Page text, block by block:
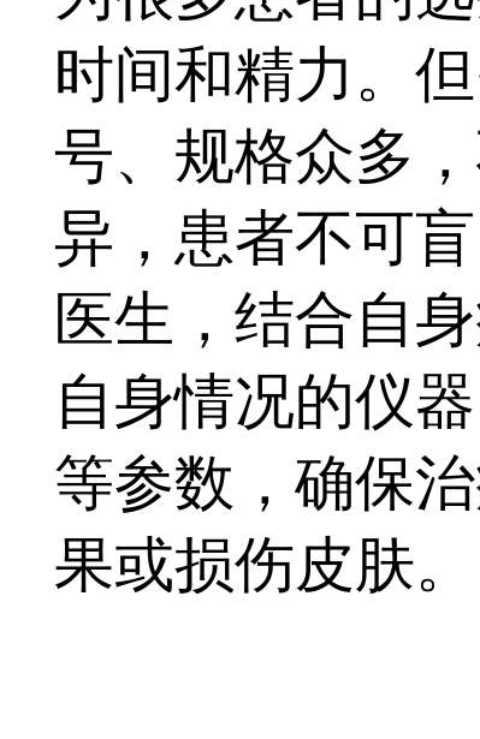
时间和精力。
号、规格众多
异，患者不可
医生，结合自
自身情况的仪
等参数，确保
果或损伤皮肤。